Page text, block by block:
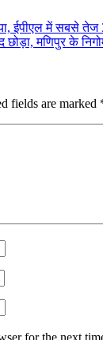
ईपीएल में सबसे तेज
मणिपुर के
fields are marked
for the next